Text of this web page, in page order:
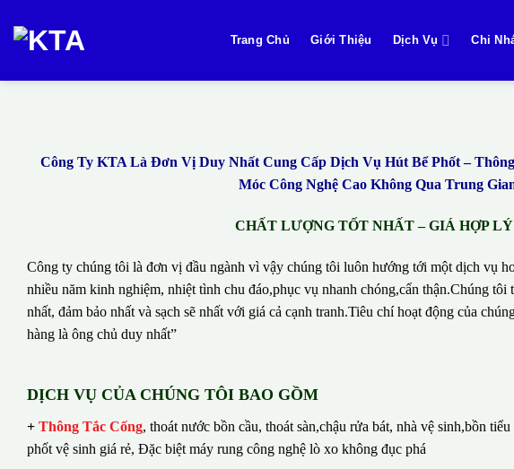
qua
dung
Trang Chủ Giới Thiệu Dịch Vụ Chi
Công Ty KTA Là Đơn Vị Duy Nhất Cung Cấp Dịch Vụ Hút Bể Phốt –
Móc Công Nghệ Cao Không Qua Trung
CHẤT LƯỢNG TỐT NHẤT – GIÁ HỢP
Công ty chúng tôi là đơn vị đầu ngành vì vậy chúng tôi luôn hướng tới một dịch vụ
nhiều năm kinh nghiệm, nhiệt tình chu đáo,phục vụ nhanh chóng,cẩn thận.Chúng
nhất, đảm bảo nhất và sạch sẽ nhất với giá cả cạnh tranh.Tiêu chí hoạt động của
hàng là ông chủ duy nhất”
DỊCH VỤ CỦA CHÚNG TÔI BAO GỒM
+ Thông Tắc Cống, thoát nước bồn cầu, thoát sàn,chậu rửa bát, nhà vệ sinh,bồn
phốt vệ sinh giá rẻ, Đặc biệt máy rung công nghệ lò xo không đục phá